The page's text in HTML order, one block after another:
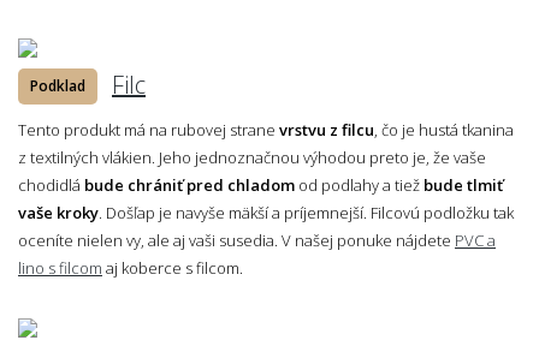
Podklad Filc
Tento produkt má na rubovej strane vrstvu z filcu, čo je hustá tkanina
z textilných vlákien. Jeho jednoznačnou výhodou preto je, že vaše
chodidlá bude chrániť pred chladom od podlahy a tiež bude tlmiť
vaše kroky. Došľap je navyše mäkší a príjemnejší. Filcovú podložku tak
oceníte nielen vy, ale aj vaši susedia. V našej ponuke nájdete PVC a
lino s filcom aj koberce s filcom.